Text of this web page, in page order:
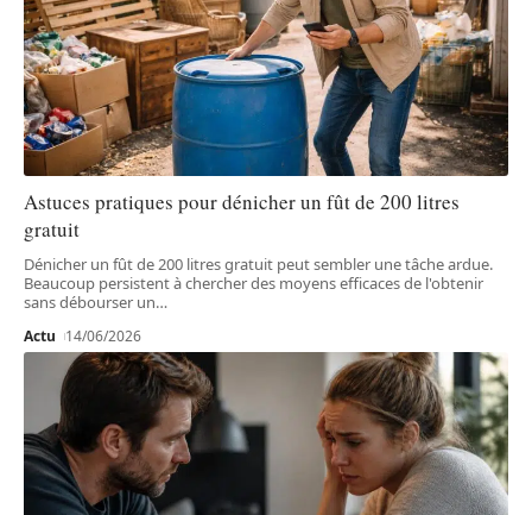
Astuces pratiques pour dénicher un fût de 200 litres
gratuit
Dénicher un fût de 200 litres gratuit peut sembler une tâche ardue.
Beaucoup persistent à chercher des moyens efficaces de l'obtenir
sans débourser un…
Actu 14/06/2026